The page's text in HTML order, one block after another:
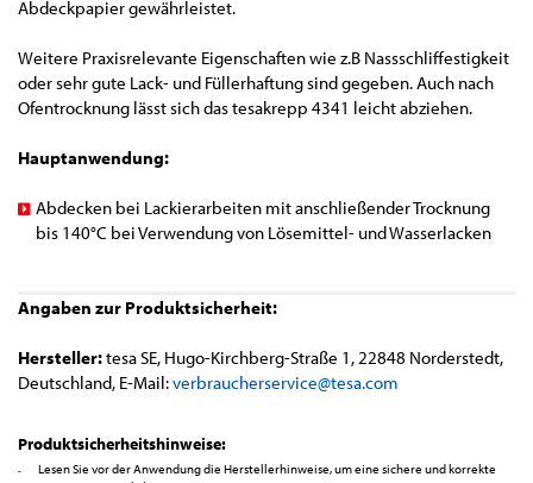
Abdeckpapier gewährleistet.
Weitere Praxisrelevante Eigenschaften wie z.B Nassschliffestigkeit
oder sehr gute Lack- und Füllerhaftung sind gegeben. Auch nach
Ofentrocknung lässt sich das tesakrepp 4341 leicht abziehen.
Hauptanwendung:
Abdecken bei Lackierarbeiten mit anschließender Trocknung
bis 140°C bei Verwendung von Lösemittel- und Wasserlacken
Angaben zur Produktsicherheit:
Hersteller:tesa SE, Hugo-Kirchberg-Straße 1, 22848 Norderstedt,
Deutschland, E-Mail:verbraucherservice@tesa.com
Produktsicherheitshinweise:
Lesen Sie vor der Anwendung die Herstellerhinweise, um eine sichere und korrekte